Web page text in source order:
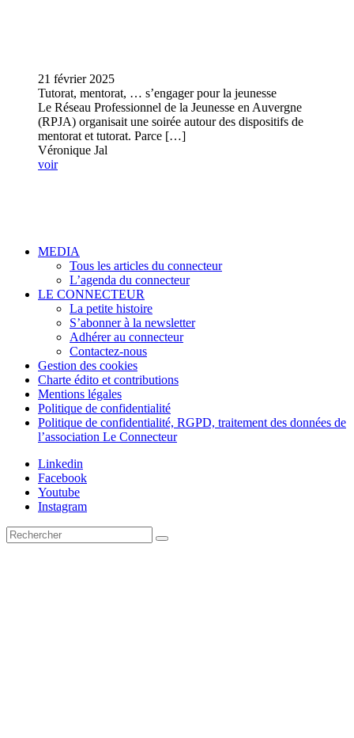
21 février 2025
Tutorat, mentorat, … s’engager pour la jeunesse
Le Réseau Professionnel de la Jeunesse en Auvergne
(RPJA) organisait une soirée autour des dispositifs de
mentorat et tutorat. Parce […]
Véronique Jal
voir
MEDIA
Tous les articles du connecteur
L’agenda du connecteur
LE CONNECTEUR
La petite histoire
S’abonner à la newsletter
Adhérer au connecteur
Contactez-nous
Gestion des cookies
Charte édito et contributions
Mentions légales
Politique de confidentialité
Politique de confidentialité, RGPD, traitement des données de
l’association Le Connecteur
Linkedin
Facebook
Youtube
Instagram